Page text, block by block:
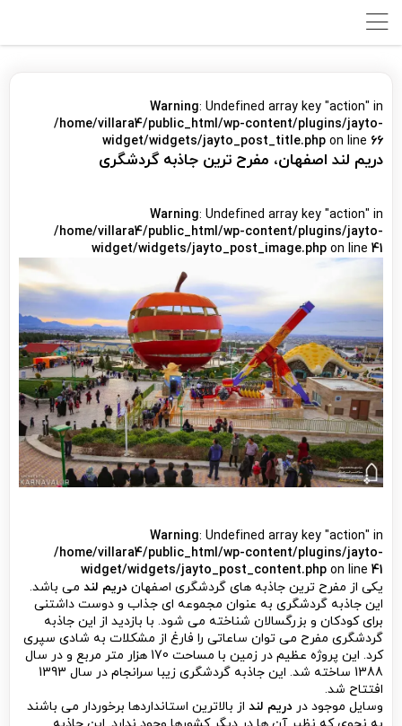
Warning: Undefined array key "action" in
/home/villara4/public_html/wp-content/plugins/jayto-
widget/widgets/jayto_post_title.php on line 66
دریم لند اصفهان، مفرح ترین جاذبه گردشگری
Warning: Undefined array key "action" in
/home/villara4/public_html/wp-content/plugins/jayto-
widget/widgets/jayto_post_image.php on line 41
Warning: Undefined array key "action" in
/home/villara4/public_html/wp-content/plugins/jayto-
widget/widgets/jayto_post_content.php on line 41
یکی از مفرح ترین جاذبه های گردشگری اصفهان دریم لند می باشد.
این جاذبه گردشگری به عنوان مجموعه ای جذاب و دوست داشتنی
برای کودکان و بزرگسالان شناخته می شود. با بازدید از این جاذبه
گردشگری مفرح می توان ساعاتی را فارغ از مشکلات به شادی سپری
کرد. این پروژه عظیم در زمین با مساحت 170 هزار متر مربع و در سال
1388 ساخته شد. این جاذبه گردشگری زیبا سرانجام در سال 1393
افتتاح شد.
وسایل موجود در دریم لند از بالاترین استانداردها برخوردار می باشند